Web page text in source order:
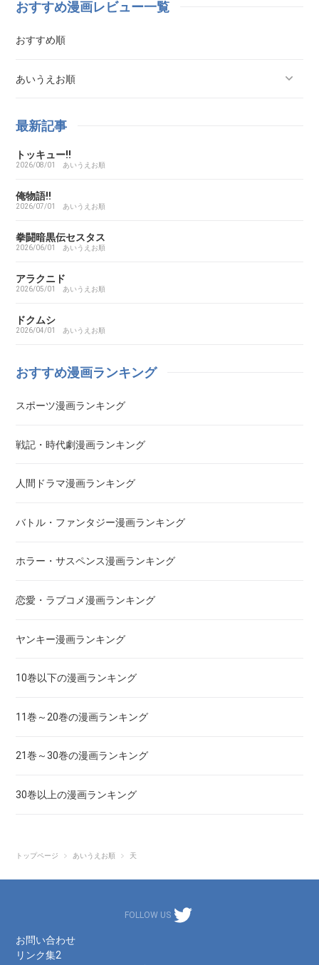
おすすめ漫画レビュー一覧
おすすめ順
あいうえお順
ああ探偵事務所
ARMS（アームズ）
あいこら
アイシールド21
I’S（アイズ）
アポカリプスの砦
荒川アンダーザブリッジ
最新記事
トッキュー!!
2026/08/01 あいうえお順
俺物語!!
2026/07/01 あいうえお順
拳闘暗黒伝セスタス
2026/06/01 あいうえお順
アラクニド
2026/05/01 あいうえお順
ドクムシ
2026/04/01 あいうえお順
おすすめ漫画ランキング
スポーツ漫画ランキング
戦記・時代劇漫画ランキング
人間ドラマ漫画ランキング
バトル・ファンタジー漫画ランキング
ホラー・サスペンス漫画ランキング
恋愛・ラブコメ漫画ランキング
ヤンキー漫画ランキング
10巻以下の漫画ランキング
11巻～20巻の漫画ランキング
21巻～30巻の漫画ランキング
30巻以上の漫画ランキング
トップページ あいうえお順 天
FOLLOW US
お問い合わせ
リンク集2